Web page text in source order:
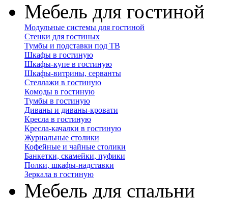
Мебель для гостиной
Модульные системы для гостиной
Стенки для гостиных
Тумбы и подставки под ТВ
Шкафы в гостиную
Шкафы-купе в гостиную
Шкафы-витрины, серванты
Стеллажи в гостиную
Комоды в гостиную
Тумбы в гостиную
Диваны и диваны-кровати
Кресла в гостиную
Кресла-качалки в гостиную
Журнальные столики
Кофейные и чайные столики
Банкетки, скамейки, пуфики
Полки, шкафы-надставки
Зеркала в гостиную
Мебель для спальни